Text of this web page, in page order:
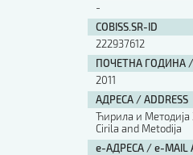
-
COBISS.SR-ID
222937612
ПОЧЕТНА ГОДИНА /
2011
АДРЕСА / ADDRESS
Ћирила и
Cirila and Metodija
е-АДРЕСА / e-MAIL